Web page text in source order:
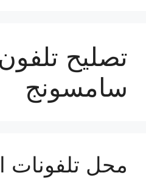
تصليح تلفون
سامسونج
محل تلفونات